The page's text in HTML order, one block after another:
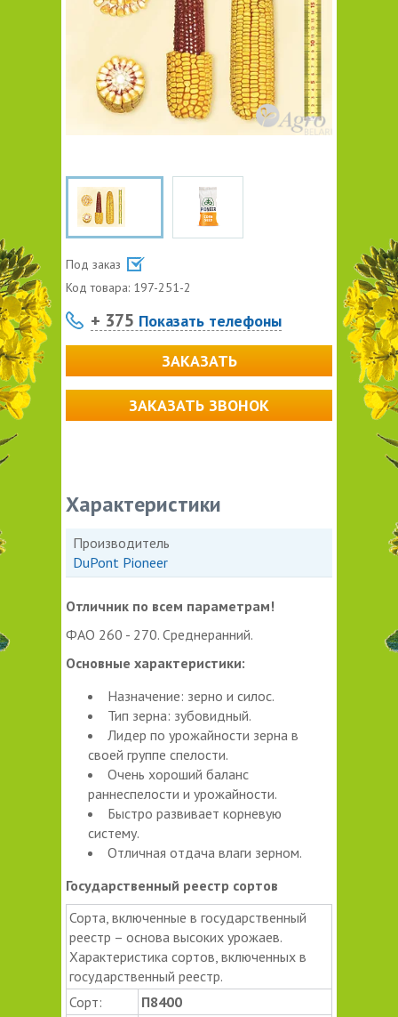
Под заказ
Код товара: 197-251-2
+ 375 Показать телефоны
ЗАКАЗАТЬ
ЗАКАЗАТЬ ЗВОНОК
Характеристики
Производитель
DuPont Pioneer
Отличник по всем параметрам!
ФАО 260 - 270. Среднеранний.
Основные характеристики:
Назначение: зерно и силос.
Тип зерна: зубовидный.
Лидер по урожайности зерна в
своей группе спелости.
Очень хороший баланс
раннеспелости и урожайности.
Быстро развивает корневую
систему.
Отличная отдача влаги зерном.
Государственный реестр сортов
Сорта, включенные в государственный
реестр – основа высоких урожаев.
Характеристика сортов, включенных в
государственный реестр.
Сорт:
П8400